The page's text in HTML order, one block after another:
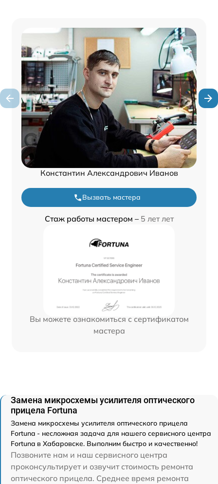
Константин Александрович Иванов
Вызвать мастера
Стаж работы мастером – 5 лет лет
Вы можете ознакомиться с сертификатом
мастера
Замена микросхемы усилителя оптического
прицела Fortuna
Замена микросхемы усилителя оптического прицела
Fortuna - несложная задача для нашего сервисного центра
Fortuna в Хабаровске. Выполним быстро и качественно!
Позвоните нам и наш сервисного центра
проконсультирует и озвучит стоимость ремонта
оптического прицела. Среднее время ремонта